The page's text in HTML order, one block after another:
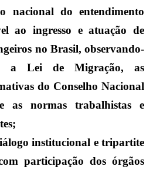
nacional do entendimento
ao ingresso e atuação de
no Brasil, observando-
a Lei de Migração, as
do Conselho Nacional
as normas trabalhistas e
institucional e tripartite
participação dos órgãos